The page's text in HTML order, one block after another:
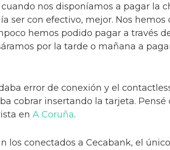
nos disponíamos a pagar la
ser con efectivo, mejor. Nos
hemos podido pagar a través
por la tarde o mañana a
error de conexión y el
cobrar insertando la tarjeta.
en A Coruña.
los conectados a Cecabank, el